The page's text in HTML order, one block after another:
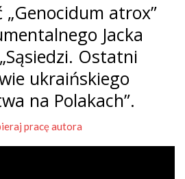
„Genocidum atrox”
Jacka
Ostatni
ukraińskiego
na Polakach”.
pracę autora